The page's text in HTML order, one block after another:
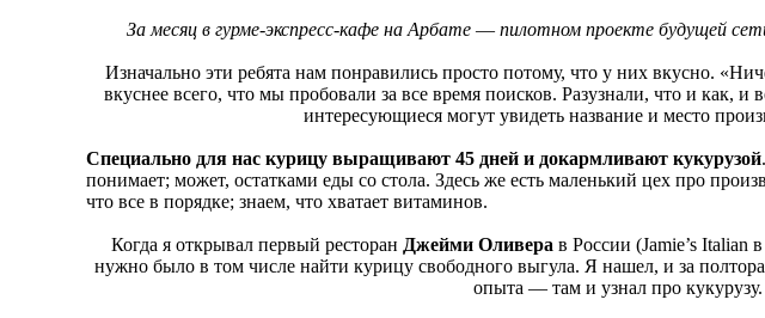
За месяц в гурме-экспресс-кафе на Арбате ― пилотном проекте будущей
Изначально эти ребята нам понравились просто потому, что у них вкусно.
вкуснее всего, что мы пробовали за все время поисков. Разузнали, что и
интересующиеся могут увидеть название и место
Специально для нас курицу выращивают 45 дней и докармливают кукурузой
понимает; может, остатками еды со стола. Здесь же есть маленький цех про
что все в порядке; знаем, что хватает витаминов.
Когда я открывал первый ресторан Джейми Оливера в России (Jamie’s
нужно было в том числе найти курицу свободного выгула. Я нашел, и за
опыта ― там и узнал про кукурузу.